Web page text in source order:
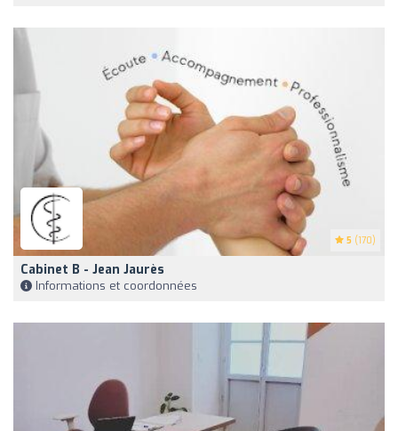
5 (170)
Cabinet B - Jean Jaurès
Informations et coordonnées